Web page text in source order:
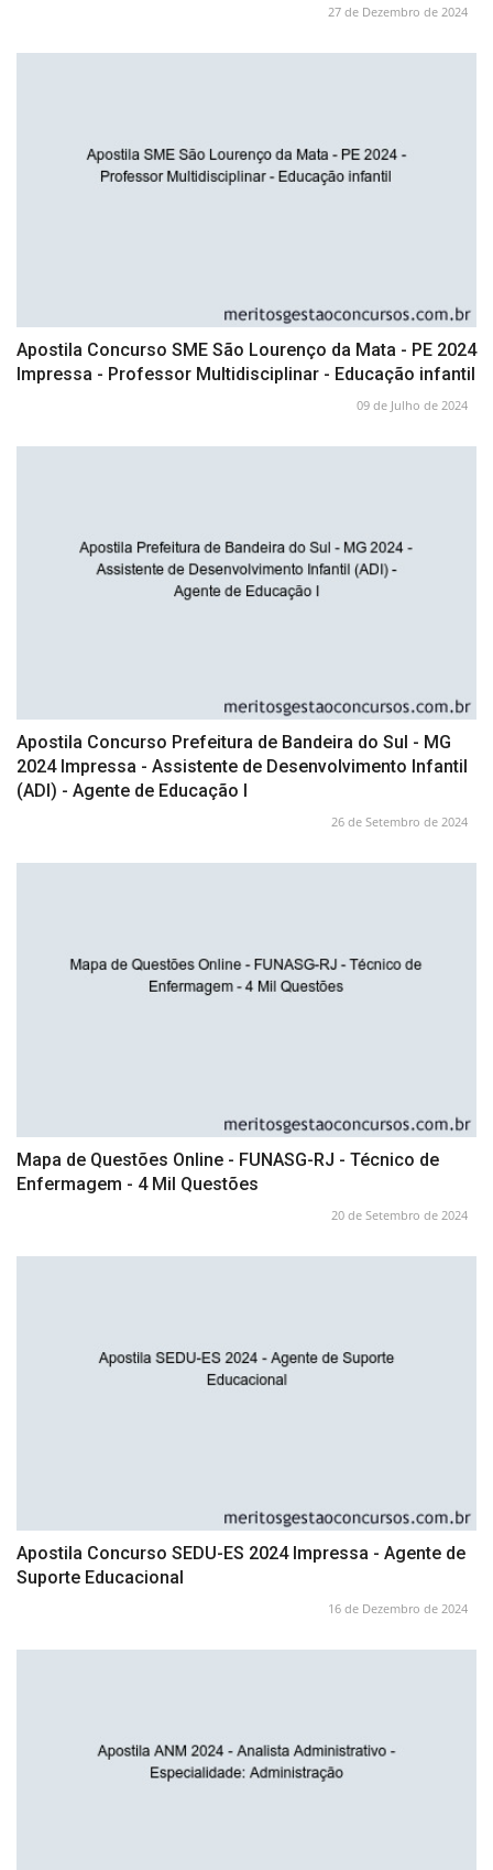
27 de Dezembro de 2024
Apostila Concurso SME São Lourenço da Mata - PE 2024
Impressa - Professor Multidisciplinar - Educação infantil
09 de Julho de 2024
Apostila Concurso Prefeitura de Bandeira do Sul - MG
2024 Impressa - Assistente de Desenvolvimento Infantil
(ADI) - Agente de Educação I
26 de Setembro de 2024
Mapa de Questões Online - FUNASG-RJ - Técnico de
Enfermagem - 4 Mil Questões
20 de Setembro de 2024
Apostila Concurso SEDU-ES 2024 Impressa - Agente de
Suporte Educacional
16 de Dezembro de 2024